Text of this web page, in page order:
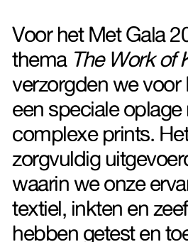
Voor het Met Gala
thema The Work of
verzorgden we voor
een speciale
complexe prints.
zorgvuldig
waarin we onze
textiel, inkten en
hebben getest en